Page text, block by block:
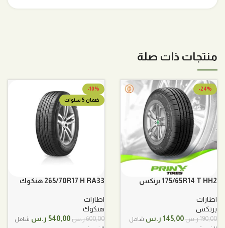
منتجات ذات صلة
-24%
175/65R14 T HH2 برنكس
اطارات
برنكس
190,00ر.س السعر
145,00 ر.س السعر
شامل
-10%
ضمان 5 سنوات
265/70R17 H RA33 هنكوك
اطارات
هنكوك
600,00ر.س السعر
540,00 ر.س السعر
شامل